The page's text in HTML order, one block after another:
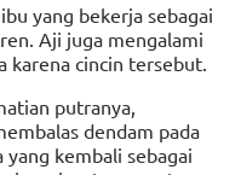
yang bekerja sebagai
Aji juga mengalami
karena cincin tersebut.
putranya,
dendam pada
kembali sebagai